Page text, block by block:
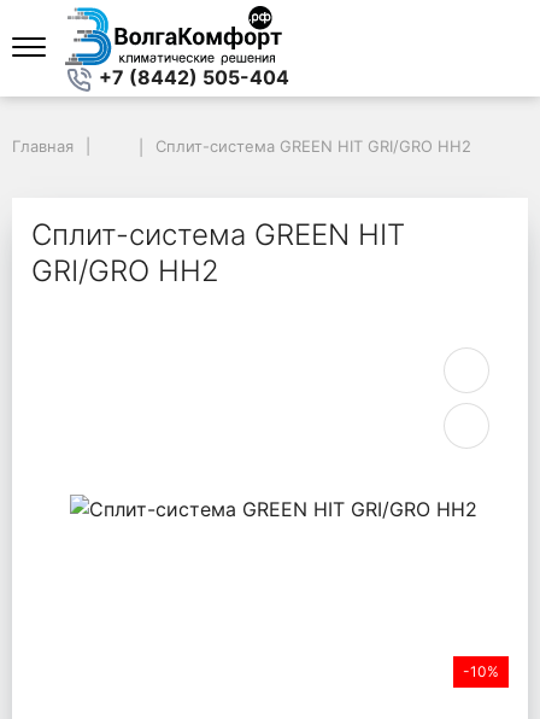
+7 (8442) 505-404
Сплит-система GREEN HIT GRI/GRO HH2
Главная Сплит-система GREEN HIT GRI/GRO HH2
Сплит-система GREEN HIT
GRI/GRO HH2
-10%